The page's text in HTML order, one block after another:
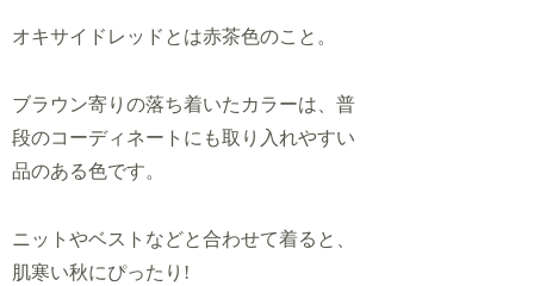
オキサイドレッドとは赤茶色のこと。
ブラウン寄りの落ち着いたカラーは、普
段のコーディネートにも取り入れやすい
品のある色です。
ニットやベストなどと合わせて着ると、
肌寒い秋にぴったり!